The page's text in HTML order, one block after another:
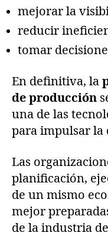
mejorar la
reducir
tomar
En definitiva, la
de producción
una de las
para impulsar
Las
planificación,
de un mismo
mejor
de la industria